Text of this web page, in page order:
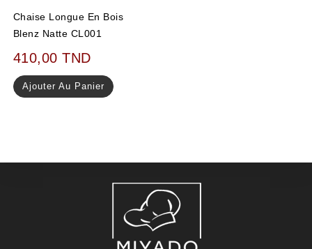
Chaise Longue En Bois
Blenz Natte CL001
410,00TND
Ajouter Au Panier